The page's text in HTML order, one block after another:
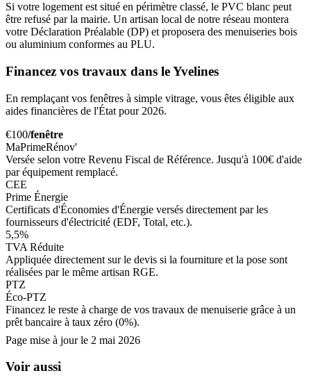
Si votre logement est situé en périmètre classé, le PVC blanc peut
être refusé par la mairie. Un artisan local de notre réseau montera
votre Déclaration Préalable (DP) et proposera des menuiseries bois
ou aluminium conformes au PLU.
Financez vos travaux dans le Yvelines
En remplaçant vos fenêtres à simple vitrage, vous êtes éligible aux
aides financières de l'État pour 2026.
€100/fenêtre
MaPrimeRénov'
Versée selon votre Revenu Fiscal de Référence. Jusqu'à 100€ d'aide
par équipement remplacé.
CEE
Prime Énergie
Certificats d'Économies d'Énergie versés directement par les
fournisseurs d'électricité (EDF, Total, etc.).
5,5%
TVA Réduite
Appliquée directement sur le devis si la fourniture et la pose sont
réalisées par le même artisan RGE.
PTZ
Éco-PTZ
Financez le reste à charge de vos travaux de menuiserie grâce à un
prêt bancaire à taux zéro (0%).
Page mise à jour le 2 mai 2026
Voir aussi